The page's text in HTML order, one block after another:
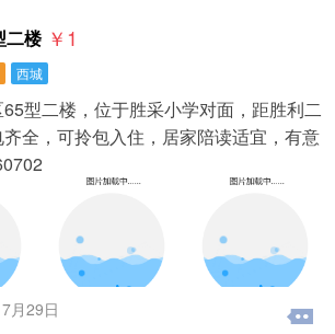
二楼 ￥1
西城
型二楼，位于胜采小学对面，距胜利二
全，可拎包入住，居家陪读适宜，有意
7月29日